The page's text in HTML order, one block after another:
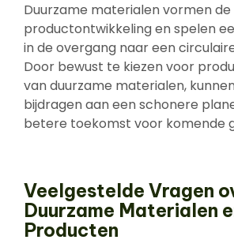
Duurzame materialen vormen
productontwikkeling en spelen
in de overgang naar een
Door bewust te kiezen voor
van duurzame materialen,
bijdragen aan een schonere
betere toekomst voor komende
Veelgestelde Vragen
Duurzame Materialen
Producten